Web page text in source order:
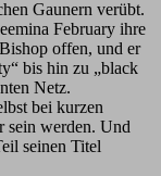
Gaunern verübt.
February ihre
offen, und er
bis hin zu „black
Netz.
bei kurzen
sein werden. Und
seinen Titel